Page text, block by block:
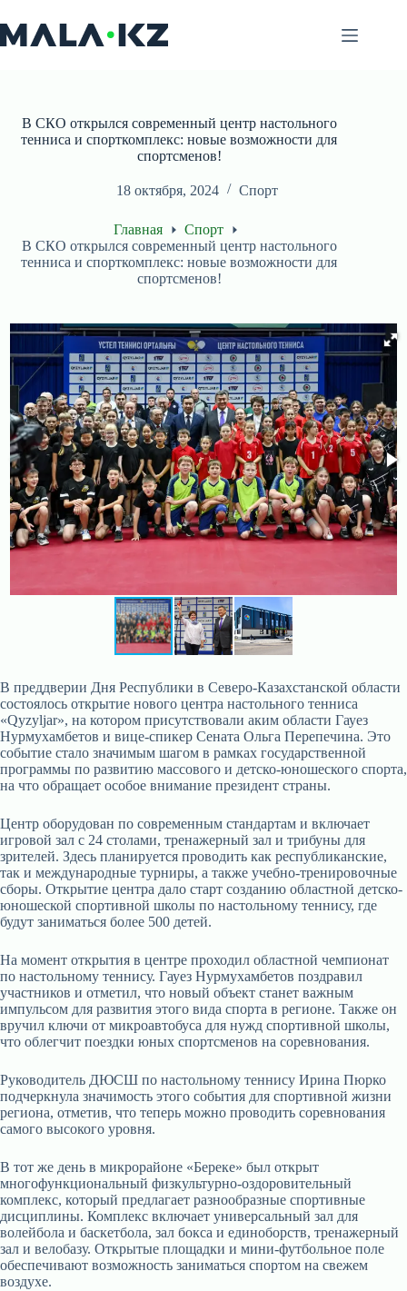
к
сути
В СКО открылся современный центр настольного
тенниса и спорткомплекс: новые возможности для
спортсменов!
18 октября, 2024 Спорт
Главная
Спорт
В СКО открылся современный центр настольного
тенниса и спорткомплекс: новые возможности для
спортсменов!
В преддверии Дня Республики в Северо-Казахстанской области
состоялось открытие нового центра настольного тенниса
«Qyzyljar», на котором присутствовали аким области Гауез
Нурмухамбетов и вице-спикер Сената Ольга Перепечина. Это
событие стало значимым шагом в рамках государственной
программы по развитию массового и детско-юношеского спорта,
на что обращает особое внимание президент страны.
Центр оборудован по современным стандартам и включает
игровой зал с 24 столами, тренажерный зал и трибуны для
зрителей. Здесь планируется проводить как республиканские,
так и международные турниры, а также учебно-тренировочные
сборы. Открытие центра дало старт созданию областной детско-
юношеской спортивной школы по настольному теннису, где
будут заниматься более 500 детей.
На момент открытия в центре проходил областной чемпионат
по настольному теннису. Гауез Нурмухамбетов поздравил
участников и отметил, что новый объект станет важным
импульсом для развития этого вида спорта в регионе. Также он
вручил ключи от микроавтобуса для нужд спортивной школы,
что облегчит поездки юных спортсменов на соревнования.
Руководитель ДЮСШ по настольному теннису Ирина Пюрко
подчеркнула значимость этого события для спортивной жизни
региона, отметив, что теперь можно проводить соревнования
самого высокого уровня.
В тот же день в микрорайоне «Береке» был открыт
многофункциональный физкультурно-оздоровительный
комплекс, который предлагает разнообразные спортивные
дисциплины. Комплекс включает универсальный зал для
волейбола и баскетбола, зал бокса и единоборств, тренажерный
зал и велобазу. Открытые площадки и мини-футбольное поле
обеспечивают возможность заниматься спортом на свежем
воздухе.